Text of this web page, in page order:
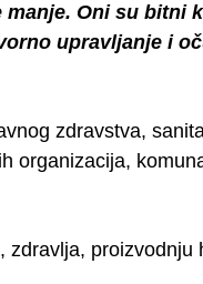
Oni su bitni
upravljanje i
zdravstva,
organizacija,
proizvodnju